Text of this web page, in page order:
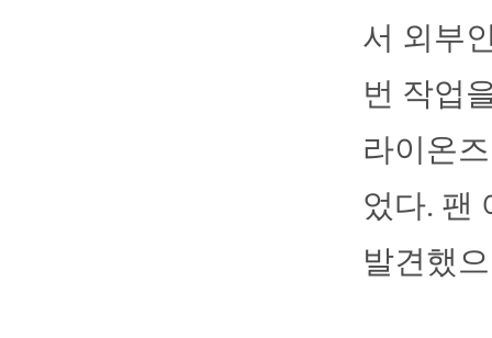
서 외부
번 작업
라이온
었다. 팬
발견했